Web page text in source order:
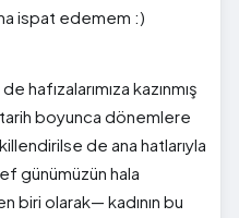
ispat edemem :)
kazınmış
boyunca dönemlere
de ana hatlarıyla
günümüzün hala
biri olarak— kadının bu